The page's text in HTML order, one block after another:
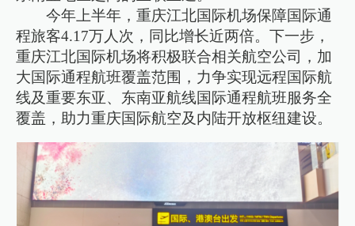
今年上半年，重庆江北国际机场保障国际通
程旅客4.17万人次，同比增长近两倍。下一步，
重庆江北国际机场将积极联合相关航空公司，加
大国际通程航班覆盖范围，力争实现远程国际航
线及重要东亚、东南亚航线国际通程航班服务全
覆盖，助力重庆国际航空及内陆开放枢纽建设。